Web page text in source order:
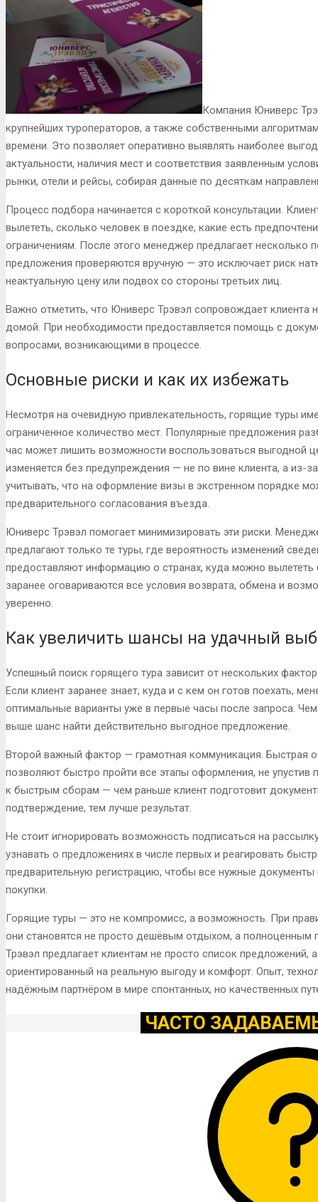
Компания Юниверс
крупнейших туроператоров, а также собственными
времени. Это позволяет оперативно выявлять наиболее
актуальности, наличия мест и соответствия заявленным
рынки, отели и рейсы, собирая данные по десяткам
Процесс подбора начинается с короткой консультации.
вылететь, сколько человек в поездке, какие есть
ограничениям. После этого менеджер предлагает
предложения проверяются вручную — это исключает риск
неактуальную цену или подвох со стороны третьих лиц.
Важно отметить, что Юниверс Трэвэл сопровождает клиента
домой. При необходимости предоставляется помощь с
вопросами, возникающими в процессе.
Основные риски и как их избежать
Несмотря на очевидную привлекательность, горящие туры
ограниченное количество мест. Популярные предложения
час может лишить возможности воспользоваться выгодной
изменяется без предупреждения — не по вине клиента, а из-
учитывать, что на оформление визы в экстренном порядке
предварительного согласования въезда.
Юниверс Трэвэл помогает минимизировать эти риски.
предлагают только те туры, где вероятность изменений
предоставляют информацию о странах, куда можно
заранее оговариваются все условия возврата, обмена и
уверенно.
Как увеличить шансы на удачный
Успешный поиск горящего тура зависит от нескольких
Если клиент заранее знает, куда и с кем он готов поехать,
оптимальные варианты уже в первые часы после запроса.
выше шанс найти действительно выгодное предложение.
Второй важный фактор — грамотная коммуникация. Быстрая
позволяют быстро пройти все этапы оформления, не упустив
к быстрым сборам — чем раньше клиент подготовит
подтверждение, тем лучше результат.
Не стоит игнорировать возможность подписаться на
узнавать о предложениях в числе первых и реагировать
предварительную регистрацию, чтобы все нужные
покупки.
Горящие туры — это не компромисс, а возможность. При
они становятся не просто дешёвым отдыхом, а
Трэвэл предлагает клиентам не просто список
ориентированный на реальную выгоду и комфорт. Опыт,
надёжным партнёром в мире спонтанных, но качественных
ЧАСТО